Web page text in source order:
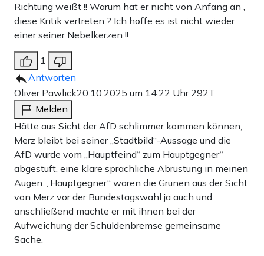
Richtung weißt !! Warum hat er nicht von Anfang an ,
diese Kritik vertreten ? Ich hoffe es ist nicht wieder
einer seiner Nebelkerzen !!
1
Antworten
Oliver Pawlick20.10.2025 um 14:22 Uhr 292T
Melden
Hätte aus Sicht der AfD schlimmer kommen können,
Merz bleibt bei seiner „Stadtbild“-Aussage und die
AfD wurde vom „Hauptfeind“ zum Hauptgegner“
abgestuft, eine klare sprachliche Abrüstung in meinen
Augen. „Hauptgegner“ waren die Grünen aus der Sicht
von Merz vor der Bundestagswahl ja auch und
anschließend machte er mit ihnen bei der
Aufweichung der Schuldenbremse gemeinsame
Sache.